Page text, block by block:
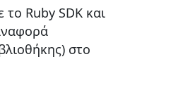
το Ruby SDK και
στο